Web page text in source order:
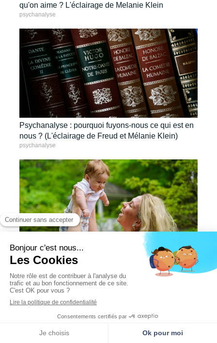
Localisation Prendre rendez-vous
qu'on aime ? L'éclairage de Melanie Klein
psychanalyse
Psychanalyse : pourquoi fuyons-nous ce qui est en
nous ? (L'éclairage de Freud et Mélanie Klein)
psychanalyse
La « mère suffisamment bonne » selon Winnicott
psychanalyse
Rechercher